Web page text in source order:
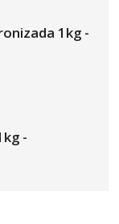
1kg -
-